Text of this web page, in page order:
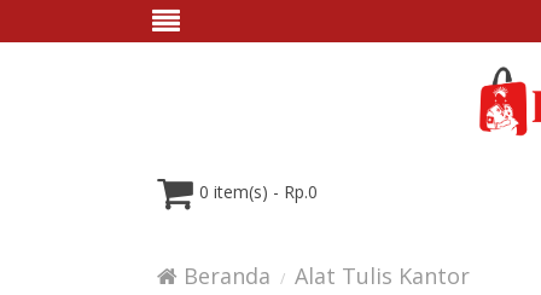
0 item(s) - Rp.0
Beranda Alat Tulis Kantor